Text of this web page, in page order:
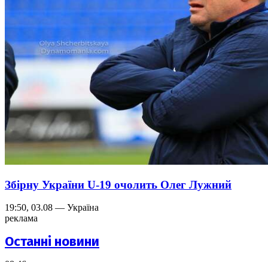
Збірну України U-19 очолить Олег Лужний
19:50, 03.08 — Україна
реклама
Останні новини